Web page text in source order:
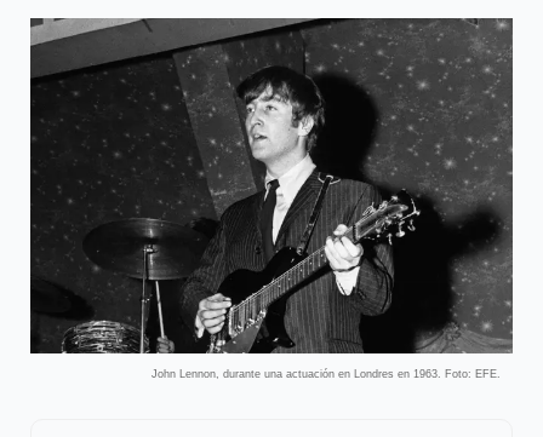
John Lennon, durante una actuación en Londres en 1963. Foto: EFE.